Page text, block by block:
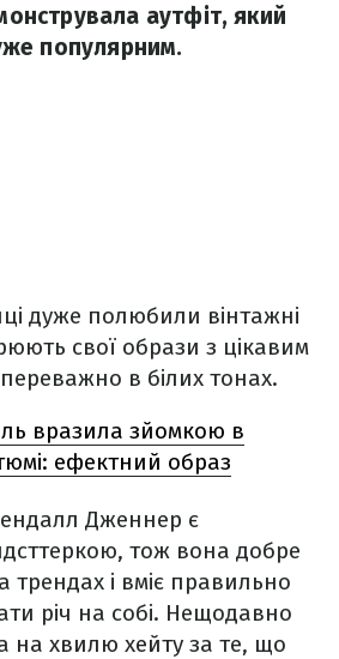
аутфіт, який
популярним.
дуже полюбили вінтажні
свої образи з цікавим
в білих тонах.
вразила зйомкою в
ефектний образ
Дженнер є
тож вона добре
трендах і вміє правильно
річ на собі. Нещодавно
на хвилю хейту за те, що